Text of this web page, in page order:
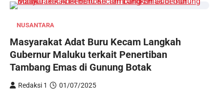
NUSANTARA
Masyarakat Adat Buru Kecam Langkah
Gubernur Maluku terkait Penertiban
Tambang Emas di Gunung Botak
Redaksi 1 01/07/2025